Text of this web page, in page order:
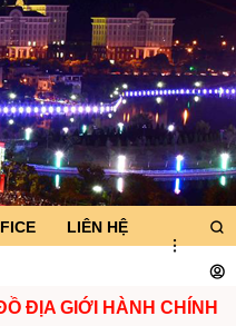
LIÊN HỆ
ĐỊA GIỚI HÀNH CHÍNH